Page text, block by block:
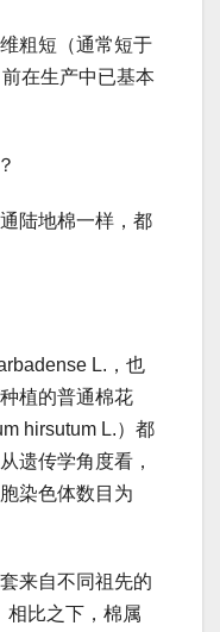
粗短（通常短于
在生产中已基本
陆地棉一样，都
L.，也
植的普通棉花
hirsutum L.）都
遗传学角度看，
染色体数目为
来自不同祖先的
相比之下，棉属